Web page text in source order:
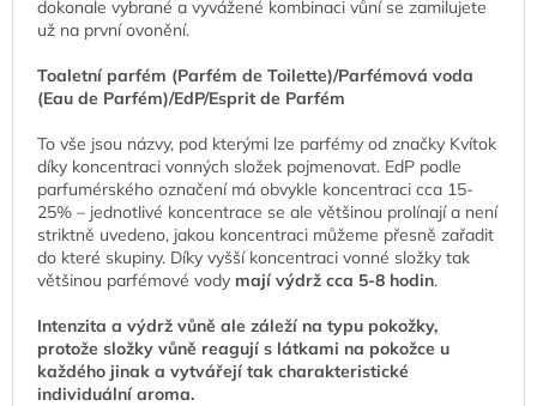
dokonale vybrané a vyvážené kombinaci vůní se zamilujete
už na první ovonění.
Toaletní parfém (Parfém de Toilette)/Parfémová voda
(Eau de Parfém)/EdP/Esprit de Parfém
To vše jsou názvy, pod kterými lze parfémy od značky Kvítok
díky koncentraci vonných složek pojmenovat. EdP podle
parfumérského označení má obvykle koncentraci cca 15-
25% – jednotlivé koncentrace se ale většinou prolínají a není
striktně uvedeno, jakou koncentraci můžeme přesně zařadit
do které skupiny. Díky vyšší koncentraci vonné složky tak
většinou parfémové vody mají výdrž cca 5-8 hodin.
Intenzita a výdrž vůně ale záleží na typu pokožky,
protože složky vůně reagují s látkami na pokožce u
každého jinak a vytvářejí tak charakteristické
individuální aroma.